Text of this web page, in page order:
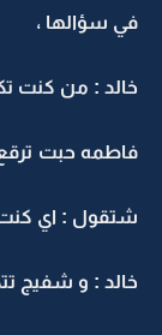
في سؤالها ،
خالد : من كنت
فاطمه حبت
شتقول : اي كنت
خالد : و شفيج